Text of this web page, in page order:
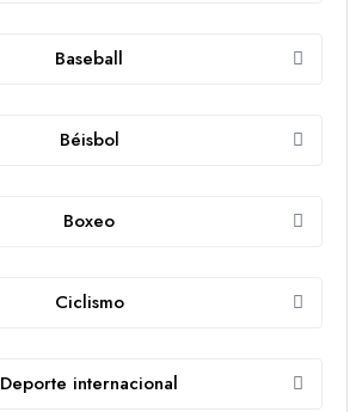
Baseball
Béisbol
Boxeo
Ciclismo
Deporte internacional